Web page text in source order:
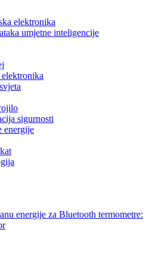
elektronika
umjetne inteligencije
elektronika
sigurnosti
energije
energije za Bluetooth termometre: